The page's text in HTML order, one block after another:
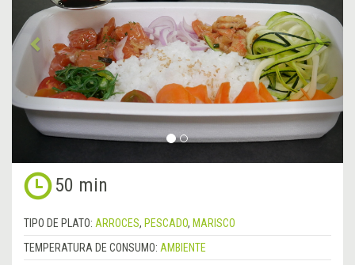
50 min
TIPO DE PLATO: ARROCES, PESCADO, MARISCO
TEMPERATURA DE CONSUMO: AMBIENTE